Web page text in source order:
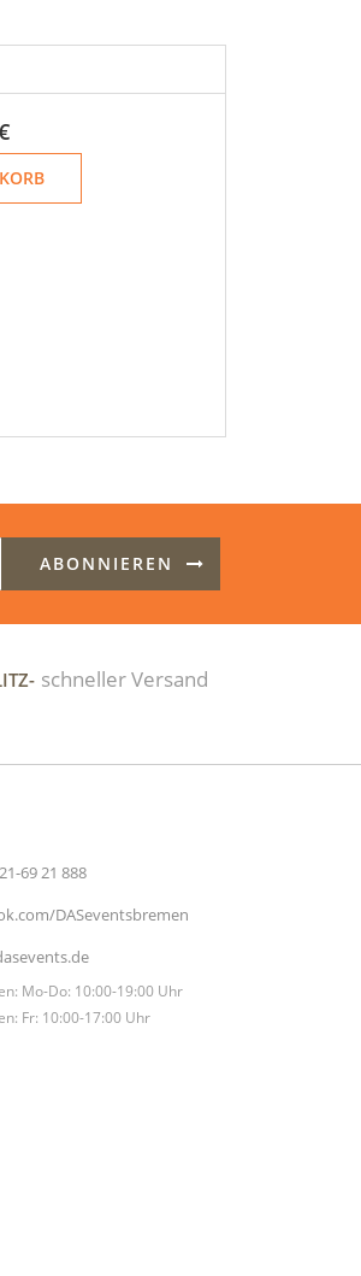
ABONNIEREN
schneller Versand
69 21 888
DASeventsbremen
Mo-Do: 10:00-19:00 Uhr
Fr: 10:00-17:00 Uhr